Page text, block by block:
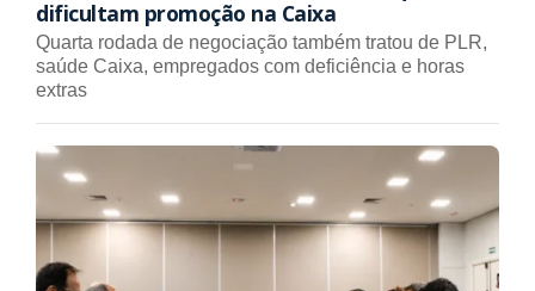
dificultam promoção na Caixa
Quarta rodada de negociação também tratou de PLR,
saúde Caixa, empregados com deficiência e horas
extras